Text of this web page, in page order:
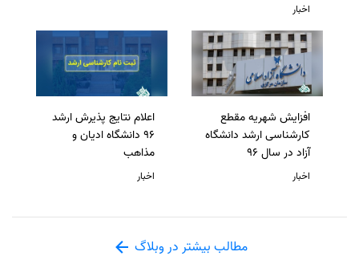
اخبار
افزایش شهریه مقطع
کارشناسی ارشد دانشگاه
آزاد در سال 96
اخبار
اعلام نتایج پذیرش ارشد
96 دانشگاه ادیان و
مذاهب
اخبار
مطالب بیشتر در وبلاگ